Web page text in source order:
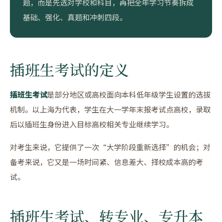
题，而是先选对学校和科目，再把全年学习节奏拆成
基础、强化、真题和冲刺四段。
插班生考试的定义
插班生考试是部分地区或高校面向本科低年级学生设置的选拔
机制。以上海为代表，学生在大一学年末报考试点高校，录取
后以插班生身份进入目标高校相关专业继续学习。
对考生来说，它提供了一次“大学阶段重新选择”的机会；对
备考来说，它又是一场时间紧、信息差大、择校成本高的考
试。
插班生考试、转专业、专升本